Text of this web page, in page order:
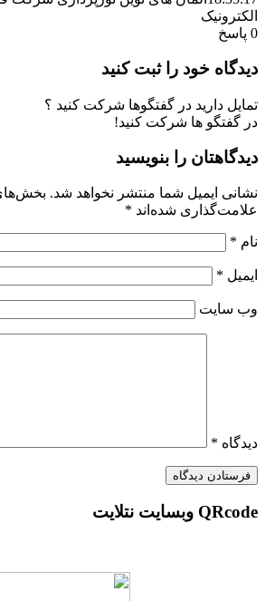
الکترونیک
0 پاسخ
دیدگاه خود را ثبت کنید
تمایل دارید در گفتگوها شرکت کنید ؟
در گفتگو ها شرکت کنید!
دیدگاهتان را بنویسید
نشانی ایمیل شما منتشر نخواهد شد.
علامت‌گذاری شده‌اند *
نام *
ایمیل *
وب‌ سایت
دیدگاه *
QRcode وبسایت نتلایت